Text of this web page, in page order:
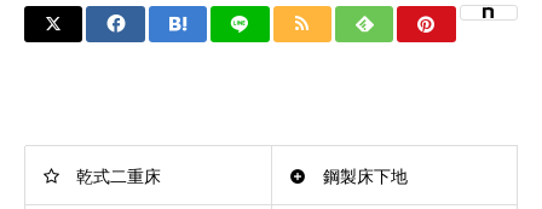
乾式二重床 鋼製床下地